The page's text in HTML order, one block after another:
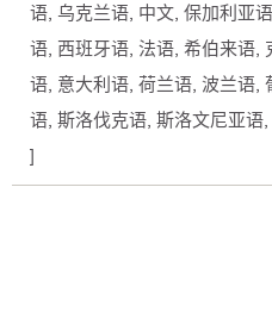
语, 乌克兰语, 中文, 保加利亚
语, 西班牙语, 法语, 希伯来语,
语, 意大利语, 荷兰语, 波兰语,
语, 斯洛伐克语, 斯洛文尼亚语
]